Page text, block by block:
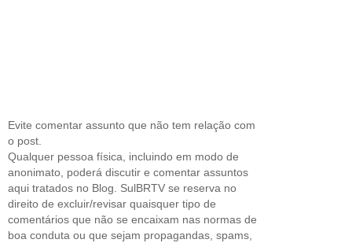
Evite comentar assunto que não tem relação com
o post.
Qualquer pessoa física, incluindo em modo de
anonimato, poderá discutir e comentar assuntos
aqui tratados no Blog. SulBRTV se reserva no
direito de excluir/revisar quaisquer tipo de
comentários que não se encaixam nas normas de
boa conduta ou que sejam propagandas, spams,